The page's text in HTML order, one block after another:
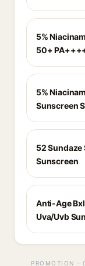
5%
50+
5%
Sunscreen
52
Sunscreen
Anti-Age
Uva/Uvb
PROMOTION ·